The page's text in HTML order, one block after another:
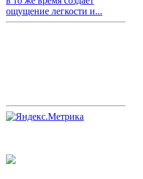
ощущение легкости и...